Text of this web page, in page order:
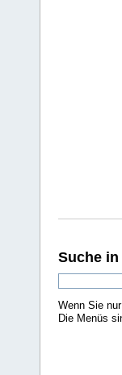
Suche in
Wenn Sie
Die Menüs